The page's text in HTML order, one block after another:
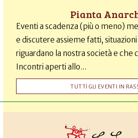
Pianta
Eventi a scadenza (più o meno)
e discutere assieme fatti,
riguardano la nostra società e che
Incontri aperti allo...
TUTTI GLI EVENTI IN